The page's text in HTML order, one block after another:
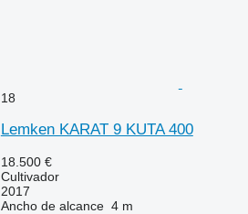
18
Lemken KARAT 9 KUTA 400
18.500 €
Cultivador
2017
Ancho de alcance 4 m